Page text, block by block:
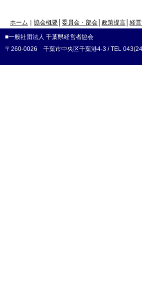
ホーム 協会概要 委員会・部会 政策提言 経
■一般社団法人 千葉県経営者協会
〒260-0026 千葉市中央区千葉港4-3 / TEL